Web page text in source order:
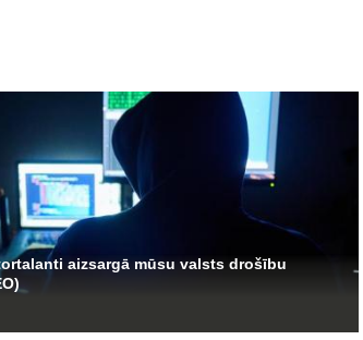
aizsargā mūsu valsts drošību